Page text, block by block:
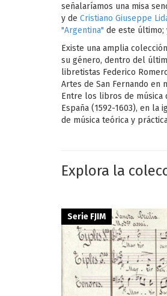
señalaríamos una misa
y de Cristiano Giuseppe
"Argentina" de este último;
Existe una amplia
su género, dentro del
libretistas Federico
Artes de San Fernando en
Entre los libros de música
España (1592-1603), en
de música teórica y
Explora la
Serie FJIM